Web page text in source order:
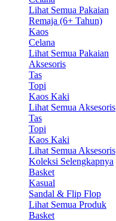
Lihat Semua Pakaian
Remaja (6+ Tahun)
Kaos
Celana
Lihat Semua Pakaian
Aksesoris
Tas
Topi
Kaos Kaki
Lihat Semua Aksesoris
Tas
Topi
Kaos Kaki
Lihat Semua Aksesoris
Koleksi Selengkapnya
Basket
Kasual
Sandal & Flip Flop
Lihat Semua Produk
Basket